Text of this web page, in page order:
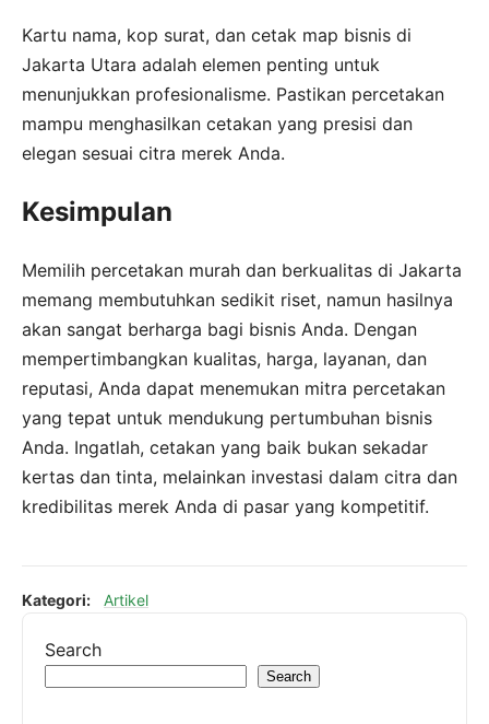
Kartu nama, kop surat, dan cetak map bisnis di
Jakarta Utara adalah elemen penting untuk
menunjukkan profesionalisme. Pastikan percetakan
mampu menghasilkan cetakan yang presisi dan
elegan sesuai citra merek Anda.
Kesimpulan
Memilih percetakan murah dan berkualitas di Jakarta
memang membutuhkan sedikit riset, namun hasilnya
akan sangat berharga bagi bisnis Anda. Dengan
mempertimbangkan kualitas, harga, layanan, dan
reputasi, Anda dapat menemukan mitra percetakan
yang tepat untuk mendukung pertumbuhan bisnis
Anda. Ingatlah, cetakan yang baik bukan sekadar
kertas dan tinta, melainkan investasi dalam citra dan
kredibilitas merek Anda di pasar yang kompetitif.
Kategori: Artikel
Search
Search